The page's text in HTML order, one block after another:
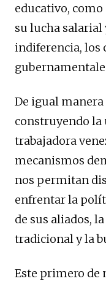
educativo,
su lucha
indiferencia, los
De igual
construyendo la
trabajadora
mecanismos
nos permitan
enfrentar la
de sus aliados,
tradicional y la
Este primero de